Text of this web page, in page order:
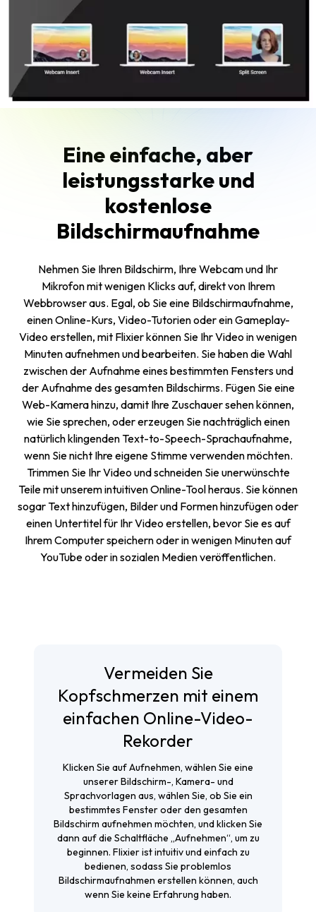
Eine einfache, aber
leistungsstarke und
kostenlose
Bildschirmaufnahme
Nehmen Sie Ihren Bildschirm, Ihre Webcam und Ihr
Mikrofon mit wenigen Klicks auf, direkt von Ihrem
Webbrowser aus. Egal, ob Sie eine Bildschirmaufnahme,
einen Online-Kurs, Video-Tutorien oder ein Gameplay-
Video erstellen, mit Flixier können Sie Ihr Video in wenigen
Minuten aufnehmen und bearbeiten. Sie haben die Wahl
zwischen der Aufnahme eines bestimmten Fensters und
der Aufnahme des gesamten Bildschirms. Fügen Sie eine
Web-Kamera hinzu, damit Ihre Zuschauer sehen können,
wie Sie sprechen, oder erzeugen Sie nachträglich einen
natürlich klingenden Text-to-Speech-Sprachaufnahme,
wenn Sie nicht Ihre eigene Stimme verwenden möchten.
Trimmen Sie Ihr Video und schneiden Sie unerwünschte
Teile mit unserem intuitiven Online-Tool heraus. Sie können
sogar Text hinzufügen, Bilder und Formen hinzufügen oder
einen Untertitel für Ihr Video erstellen, bevor Sie es auf
Ihrem Computer speichern oder in wenigen Minuten auf
YouTube oder in sozialen Medien veröffentlichen.
Vermeiden Sie
Kopfschmerzen mit einem
einfachen Online-Video-
Rekorder
Klicken Sie auf Aufnehmen, wählen Sie eine
unserer Bildschirm-, Kamera- und
Sprachvorlagen aus, wählen Sie, ob Sie ein
bestimmtes Fenster oder den gesamten
Bildschirm aufnehmen möchten, und klicken Sie
dann auf die Schaltfläche „Aufnehmen“, um zu
beginnen. Flixier ist intuitiv und einfach zu
bedienen, sodass Sie problemlos
Bildschirmaufnahmen erstellen können, auch
wenn Sie keine Erfahrung haben.